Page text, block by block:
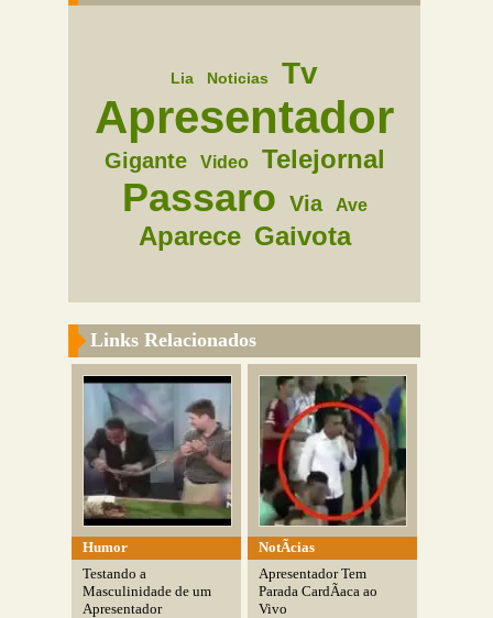
Lia Noticias Tv
Apresentador
Gigante Video Telejornal
Passaro Via Ave
Aparece Gaivota
Links Relacionados
Humor
Testando a
Masculinidade de um
Apresentador
NotÃ­cias
Apresentador Tem
Parada CardÃ­aca ao
Vivo